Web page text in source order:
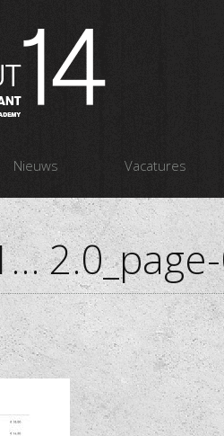
Nieuws Vacatures